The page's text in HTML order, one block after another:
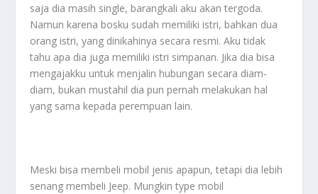
saja dia masih single, barangkali aku akan tergoda.
Namun karena bosku sudah memiliki istri, bahkan dua
orang istri, yang dinikahinya secara resmi. Aku tidak
tahu apa dia juga memiliki istri simpanan. Jika dia bisa
mengajakku untuk menjalin hubungan secara diam-
diam, bukan mustahil dia pun pernah melakukan hal
yang sama kepada perempuan lain.
Meski bisa membeli mobil jenis apapun, tetapi dia lebih
senang membeli Jeep. Mungkin type mobil